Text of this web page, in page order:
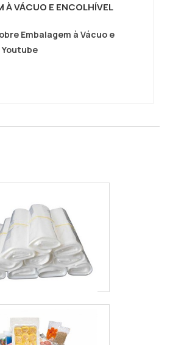
À VÁCUO E ENCOLHÍVEL
Embalagem à Vácuo e